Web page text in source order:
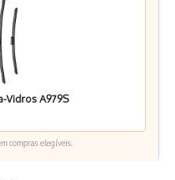
Vidros A979S
compras elegíveis.